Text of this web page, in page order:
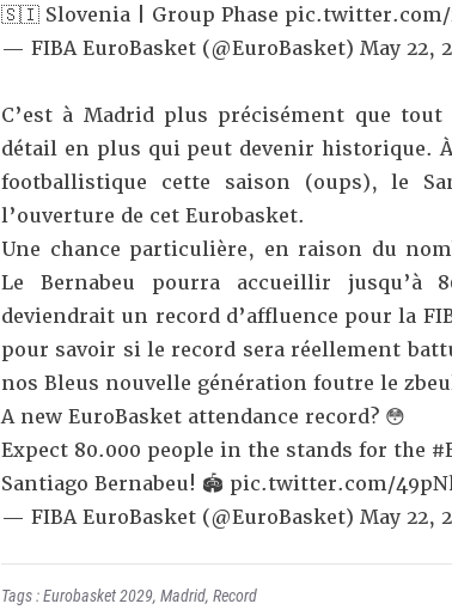
🇸🇮 Slovenia | Group Phase
— FIBA EuroBasket (@EuroBasket) May 22,
C’est à Madrid plus précisément que
détail en plus qui peut devenir historique.
footballistique cette saison (oups), le
l’ouverture de cet Eurobasket.
Une chance particulière, en raison du
Le Bernabeu pourra accueillir jusqu’à
deviendrait un record d’affluence pour la
pour savoir si le record sera réellement
nos Bleus nouvelle génération foutre le
A new EuroBasket attendance record? 😳
Expect 80.000 people in the stands for the
Santiago Bernabeu! 🏟️ pic.twitter.com/
— FIBA EuroBasket (@EuroBasket) May 22,
Tags :Eurobasket 2029, Madrid, Record